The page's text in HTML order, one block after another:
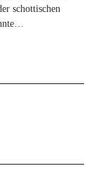
schot­ti­schen